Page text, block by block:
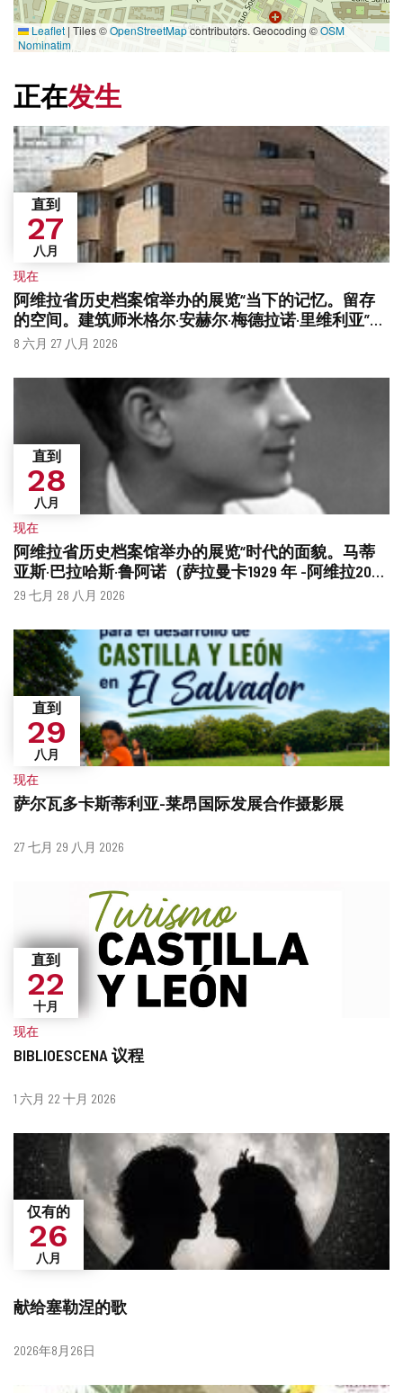
Leaflet | Tiles ©OpenStreetMapcontributors. Geocoding ©OSM
Nominatim
正在发生
阿维拉省历史档案馆举办的展览“当下的记忆。留存
的空间。建筑师米格尔·安赫尔·梅德拉诺·里维利亚”将
进行扩建。
直到
27
八月
什
现在
日
8 六月 27 八月 2026
阿维拉省历史档案馆举办的展览“时代的面貌。马蒂
亚斯·巴拉哈斯·鲁阿诺（萨拉曼卡1929 年 -阿维拉2026
年）”
直到
28
八月
什
候？
现在
日
29 七月 28 八月 2026
萨尔瓦多卡斯蒂利亚-莱昂国际发展合作摄影展
直到
29
八月
什
现在
日
27 七月 29 八月 2026
BIBLIOESCENA 议程
直到
22
十月
什
现在
日
1 六月 22 十月 2026
献给塞勒涅的歌
仅有的
26
八月
日
2026年8月26日